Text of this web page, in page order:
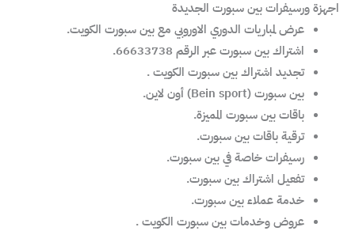
اجهزة ورسيفرات بين سبورت الجديدة
عرض لمباريات الدوري الاوروبي مع بين سبورت الكويت.
اشتراك بين سبورت عبر الرقم 66633738.
تجديد اشتراك بين سبورت الكويت .
بين سبورت (Bein sport) أون لاين.
باقات بين سبورت المميزة.
ترقية باقات بين سبورت.
رسيفرات خاصة في بين سبورت.
تفعيل اشتراك بين سبورت.
خدمة عملاء بين سبورت.
عروض وخدمات بين سبورت الكويت .